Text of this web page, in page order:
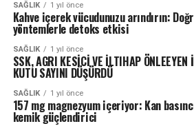
SAĞLIK 1 yıl önce
Kahve içerek vücudunuzu arındırın:
yöntemlerle detoks etkisi
SAĞLIK 1 yıl önce
SSK, AGRI KESİCİ VE İLTIHAP ÖNLEEYEN
KUTU SAYINI DÜŞÜRDÜ
SAĞLIK 1 yıl önce
157 mg magnezyum içeriyor: Kan
kemik güçlendirici